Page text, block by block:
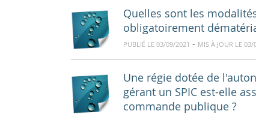
Quelles sont les
obligatoirement
PUBLIÉ LE 03/09/2021 - MIS À JOUR LE 03/
Une régie dotée de
gérant un SPIC est-elle
commande publique ?